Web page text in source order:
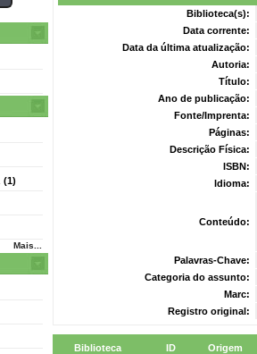
(1)
Mais...
Biblioteca(s):
Data corrente:
Data da última atualização:
Autoria:
Título:
Ano de publicação:
Fonte/Imprenta:
Páginas:
Descrição Física:
ISBN:
Idioma:
Conteúdo:
Palavras-Chave:
Categoria do assunto:
Marc:
Registro original:
Biblioteca ID Origem